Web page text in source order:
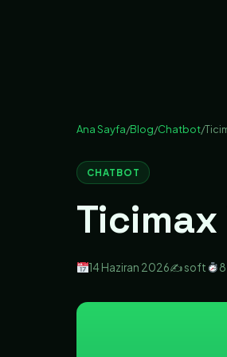
Ana Sayfa/Blog/Chatbot/
CHATBOT
14 Haziran 2026✍️ soft